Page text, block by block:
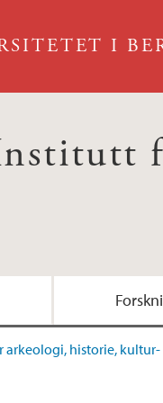
I
arkeologi, historie,